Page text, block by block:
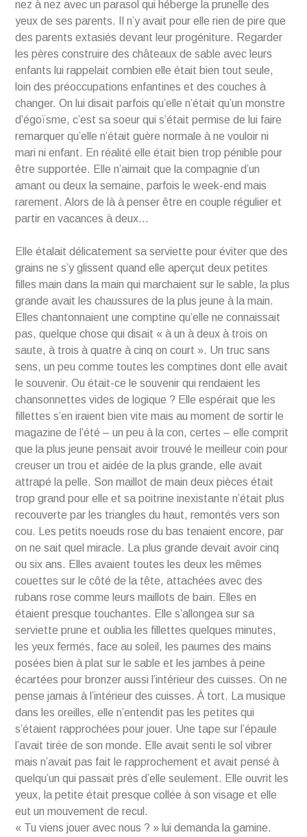
nez à nez avec un parasol qui héberge la prunelle des
yeux de ses parents. Il n’y avait pour elle rien de pire que
des parents extasiés devant leur progéniture. Regarder
les pères construire des châteaux de sable avec leurs
enfants lui rappelait combien elle était bien tout seule,
loin des préoccupations enfantines et des couches à
changer. On lui disait parfois qu’elle n’était qu’un monstre
d’égoïsme, c’est sa soeur qui s’était permise de lui faire
remarquer qu’elle n’était guère normale à ne vouloir ni
mari ni enfant. En réalité elle était bien trop pénible pour
être supportée. Elle n’aimait que la compagnie d’un
amant ou deux la semaine, parfois le week-end mais
rarement. Alors de là à penser être en couple régulier et
partir en vacances à deux…
Elle étalait délicatement sa serviette pour éviter que des
grains ne s’y glissent quand elle aperçut deux petites
filles main dans la main qui marchaient sur le sable, la plus
grande avait les chaussures de la plus jeune à la main.
Elles chantonnaient une comptine qu’elle ne connaissait
pas, quelque chose qui disait « à un à deux à trois on
saute, à trois à quatre à cinq on court ». Un truc sans
sens, un peu comme toutes les comptines dont elle avait
le souvenir. Ou était-ce le souvenir qui rendaient les
chansonnettes vides de logique ? Elle espérait que les
fillettes s’en iraient bien vite mais au moment de sortir le
magazine de l’été – un peu à la con, certes – elle comprit
que la plus jeune pensait avoir trouvé le meilleur coin pour
creuser un trou et aidée de la plus grande, elle avait
attrapé la pelle. Son maillot de main deux pièces était
trop grand pour elle et sa poitrine inexistante n’était plus
recouverte par les triangles du haut, remontés vers son
cou. Les petits noeuds rose du bas tenaient encore, par
on ne sait quel miracle. La plus grande devait avoir cinq
ou six ans. Elles avaient toutes les deux les mêmes
couettes sur le côté de la tête, attachées avec des
rubans rose comme leurs maillots de bain. Elles en
étaient presque touchantes. Elle s’allongea sur sa
serviette prune et oublia les fillettes quelques minutes,
les yeux fermés, face au soleil, les paumes des mains
posées bien à plat sur le sable et les jambes à peine
écartées pour bronzer aussi l’intérieur des cuisses. On ne
pense jamais à l’intérieur des cuisses. À tort. La musique
dans les oreilles, elle n’entendit pas les petites qui
s’étaient rapprochées pour jouer. Une tape sur l’épaule
l’avait tirée de son monde. Elle avait senti le sol vibrer
mais n’avait pas fait le rapprochement et avait pensé à
quelqu’un qui passait près d’elle seulement. Elle ouvrit les
yeux, la petite était presque collée à son visage et elle
eut un mouvement de recul.
« Tu viens jouer avec nous ? » lui demanda la gamine.